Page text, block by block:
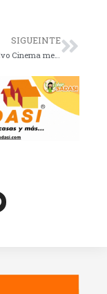
SIGUEINTE
Instax mini Evo Cinema mezcla video y nostalgia